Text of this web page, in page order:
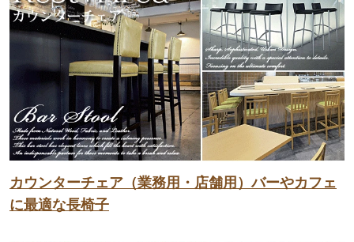
カウンターチェア（業務用・店舗用）バーやカフェ
に最適な長椅子